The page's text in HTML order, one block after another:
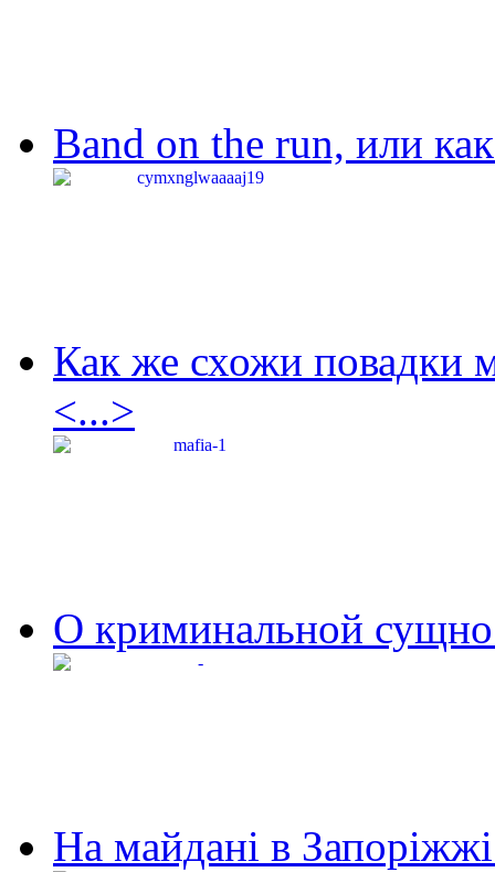
Band on the run, или
Как же схожи повадки
<...>
О криминальной
На майдані в